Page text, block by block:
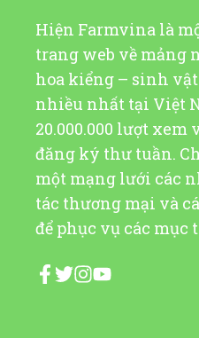
Hiện Farmvina là
trang web về mảng
hoa kiểng – sinh
nhiều nhất tại Việt
20.000.000 lượt xem
đăng ký thư tuần.
một mạng lưới các
tác thương mại và
để phục vụ các mục